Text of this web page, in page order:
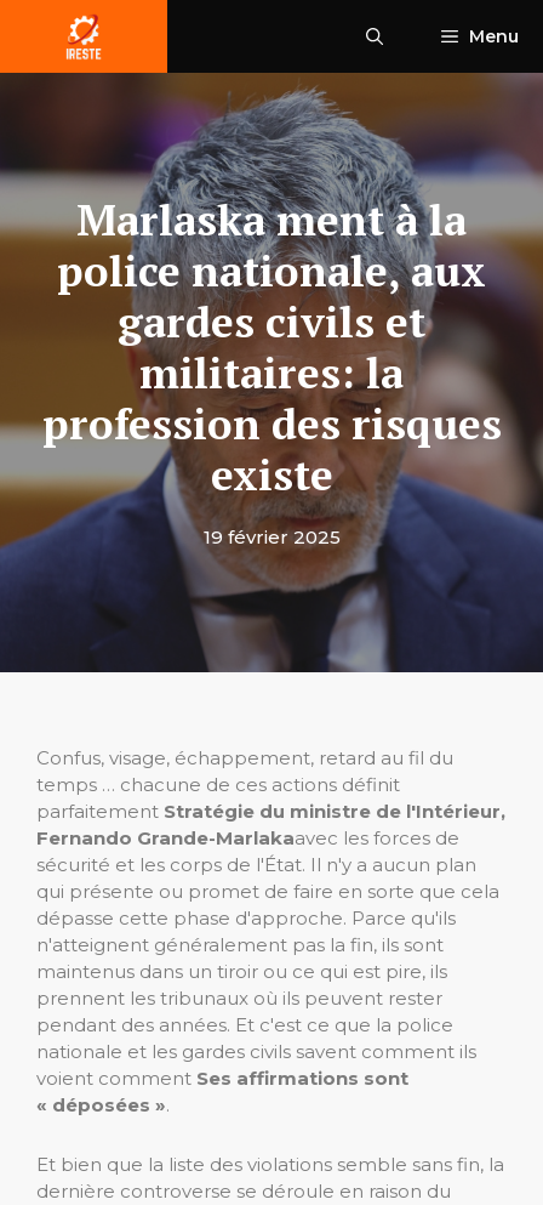
contenu
Menu
Marlaska ment à la
police nationale, aux
gardes civils et
militaires: la
profession des risques
existe
19 février 2025
Confus, visage, échappement, retard au fil du
temps … chacune de ces actions définit
parfaitement Stratégie du ministre de l'Intérieur,
Fernando Grande-Marlakaavec les forces de
sécurité et les corps de l'État. Il n'y a aucun plan
qui présente ou promet de faire en sorte que cela
dépasse cette phase d'approche. Parce qu'ils
n'atteignent généralement pas la fin, ils sont
maintenus dans un tiroir ou ce qui est pire, ils
prennent les tribunaux où ils peuvent rester
pendant des années. Et c'est ce que la police
nationale et les gardes civils savent comment ils
voient comment Ses affirmations sont
« déposées ».
Et bien que la liste des violations semble sans fin, la
dernière controverse se déroule en raison du